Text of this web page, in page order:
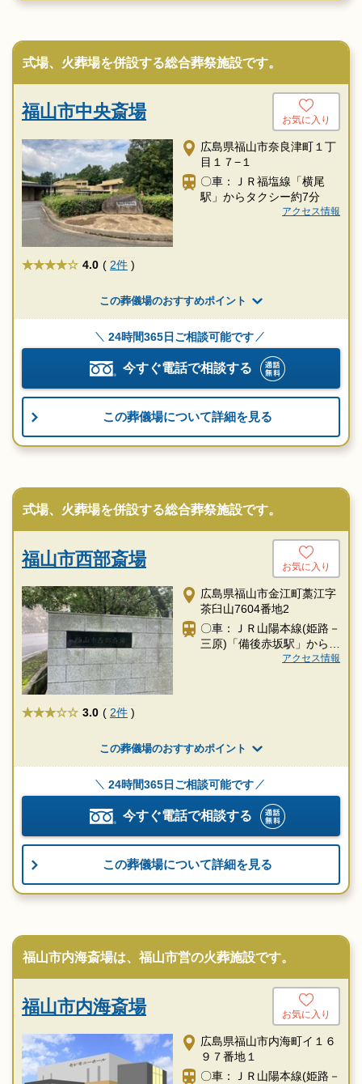
式場、火葬場を併設する総合葬祭施設です。
福山市中央斎場 お気に入り
広島県福山市奈良津町１丁
目１７−１
〇車：ＪＲ福塩線「横尾
駅」からタクシー約7分
アクセス情報
★★★★ 4.0 ( 2件 )
この葬儀場のおすすめポイント
24時間365日ご相談可能です
今すぐ電話で相談する
この葬儀場について詳細を見る
式場、火葬場を併設する総合葬祭施設です。
福山市西部斎場 お気に入り
広島県福山市金江町藁江字
茶臼山7604番地2
〇車：ＪＲ山陽本線(姫路－
三原)「備後赤坂駅」からタ
アクセス情報
★★★ 3.0 ( 2件 )
この葬儀場のおすすめポイント
24時間365日ご相談可能です
今すぐ電話で相談する
この葬儀場について詳細を見る
福山市内海斎場は、福山市営の火葬施設です。
福山市内海斎場 お気に入り
広島県福山市内海町イ１６
９７番地１
〇車：ＪＲ山陽本線(姫路－